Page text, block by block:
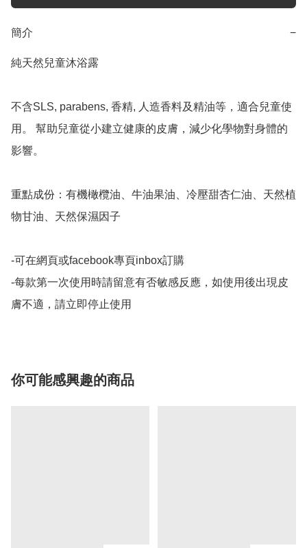
簡介 −
純天然兒童沐浴露
不含SLS, parabens, 香精, 人造香料及精油等，適合兒童使
用。 幫助兒童從小建立健康的皮膚，減少化學物對身體的
影響。
重點成份：有機橄欖油、牛油果油、冷壓甜杏仁油、天然植
物甘油、天然保濕因子
-可在網頁或facebook專頁inbox訂購
-每款第一次使用時請留意有否敏感反應，如使用後出現皮
你可能感興趣的商品